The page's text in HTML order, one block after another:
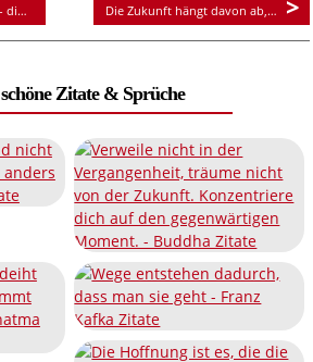
Die Zukunft hängt davon ab, was wir heute tun
Zitate & Sprüche